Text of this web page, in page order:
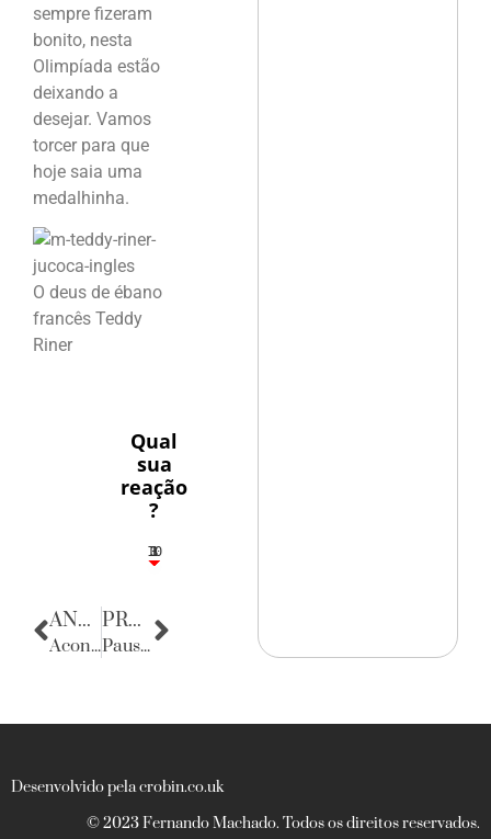
sempre fizeram
bonito, nesta
Olimpíada estão
deixando a
desejar. Vamos
torcer para que
hoje saia uma
medalhinha.
O deus de ébano
francês Teddy
Riner
Qual
sua
reação
?
3
1
1
3
10
ANTERIOR
Acontecencias
PRÓXIMA
Pausa Poética
Desenvolvido pela crobin.co.uk
© 2023 Fernando Machado. Todos os direitos reservados.